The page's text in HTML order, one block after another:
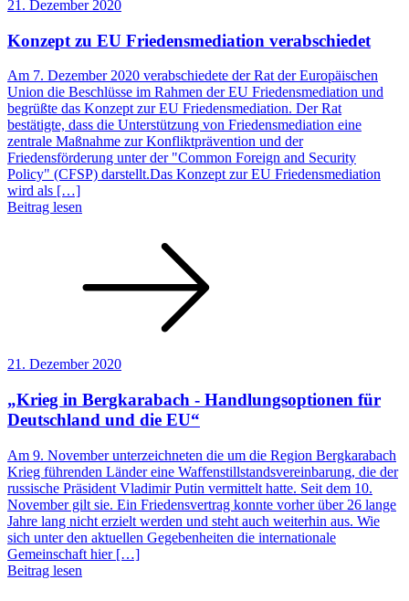
21. Dezember 2020
Konzept zu EU Friedensmediation verabschiedet
Am 7. Dezember 2020 verabschiedete der Rat der Europäischen
Union die Beschlüsse im Rahmen der EU Friedensmediation und
begrüßte das Konzept zur EU Friedensmediation. Der Rat
bestätigte, dass die Unterstützung von Friedensmediation eine
zentrale Maßnahme zur Konfliktprävention und der
Friedensförderung unter der "Common Foreign and Security
Policy" (CFSP) darstellt.Das Konzept zur EU Friedensmediation
wird als […]
Beitrag lesen
21. Dezember 2020
„Krieg in Bergkarabach - Handlungsoptionen für
Deutschland und die EU“
Am 9. November unterzeichneten die um die Region Bergkarabach
Krieg führenden Länder eine Waffenstillstandsvereinbarung, die der
russische Präsident Vladimir Putin vermittelt hatte. Seit dem 10.
November gilt sie. Ein Friedensvertrag konnte vorher über 26 lange
Jahre lang nicht erzielt werden und steht auch weiterhin aus. Wie
sich unter den aktuellen Gegebenheiten die internationale
Gemeinschaft hier […]
Beitrag lesen